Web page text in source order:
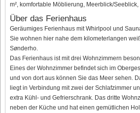
m², komfortable Möblierung, Meerblick/
Über das Ferienhaus
Geräumiges Ferienhaus mit Whirlpool und
Sie wohnen hier nahe dem kilometerlangen
Sønderho.
Das Ferienhaus ist mit drei Wohnzimmern
Eines der Wohnzimmer befindet sich im
und von dort aus können Sie das Meer sehen.
liegt in Verbindung mit zwei der Schlafzimmer
extra Kühl- und Gefrierschrank. Das dritte
neben der Küche und hat einen gemütlichen